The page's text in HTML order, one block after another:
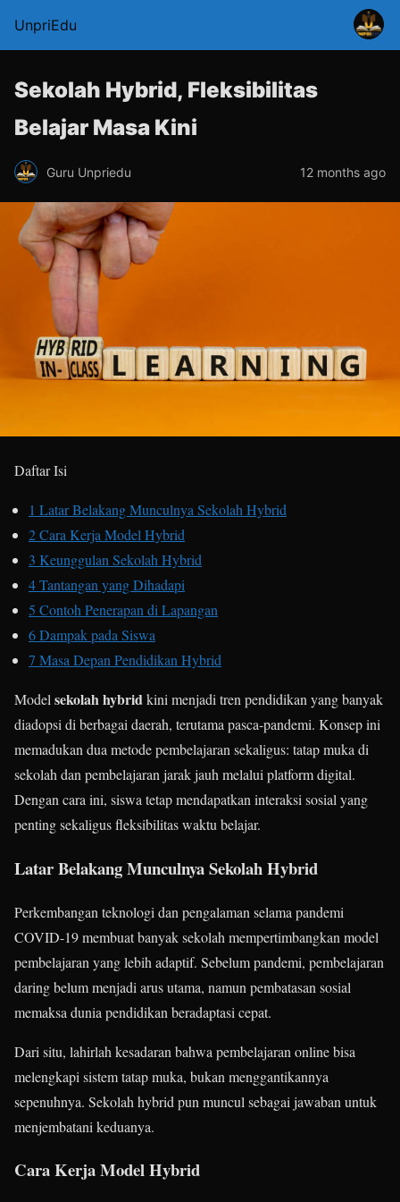
UnpriEdu
Sekolah Hybrid, Fleksibilitas
Belajar Masa Kini
Guru Unpriedu 12 months ago
Daftar Isi
1 Latar Belakang Munculnya Sekolah Hybrid
2Cara Kerja Model Hybrid
3 Keunggulan Sekolah Hybrid
4Tantangan yang Dihadapi
5 Contoh Penerapan di Lapangan
6Dampak pada Siswa
7 Masa Depan Pendidikan Hybrid
Model sekolah hybridkini menjadi tren pendidikan yang banyak
diadopsi di berbagai daerah, terutama pasca-pandemi. Konsep ini
memadukan dua metode pembelajaran sekaligus: tatap muka di
sekolah dan pembelajaran jarak jauh melalui platform digital.
Dengan cara ini, siswa tetap mendapatkan interaksi sosial yang
penting sekaligus fleksibilitas waktu belajar.
Latar Belakang Munculnya Sekolah Hybrid
Perkembangan teknologi dan pengalaman selama pandemi
COVID-19 membuat banyak sekolah mempertimbangkan model
pembelajaran yang lebih adaptif. Sebelum pandemi, pembelajaran
daring belum menjadi arus utama, namun pembatasan sosial
memaksa dunia pendidikan beradaptasi cepat.
Dari situ, lahirlah kesadaran bahwa pembelajaran online bisa
melengkapi sistem tatap muka, bukan menggantikannya
sepenuhnya. Sekolah hybrid pun muncul sebagai jawaban untuk
menjembatani keduanya.
Cara Kerja Model Hybrid